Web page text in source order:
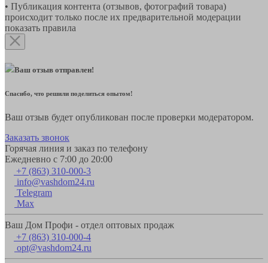
• Публикация контента (отзывов, фотографий товара)
происходит только после их предварительной модерации
показать правила
Ваш отзыв отправлен!
Спасибо, что решили поделиться опытом!
Ваш отзыв будет опубликован после проверки модератором.
Заказать звонок
Горячая линия и заказ по телефону
Ежедневно с 7:00 до 20:00
+7 (863) 310-000-3
info@vashdom24.ru
Telegram
Max
Ваш Дом Профи - отдел оптовых продаж
+7 (863) 310-000-4
opt@vashdom24.ru